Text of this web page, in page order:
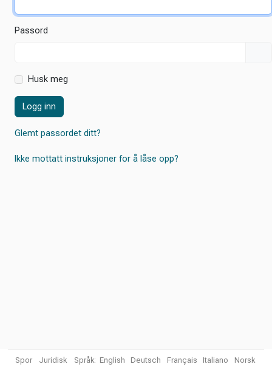
Passord
Husk meg
Glemt passordet ditt?
Ikke mottatt instruksjoner for å låse opp?
Spor Juridisk Språk: English Deutsch Français Italiano Norsk